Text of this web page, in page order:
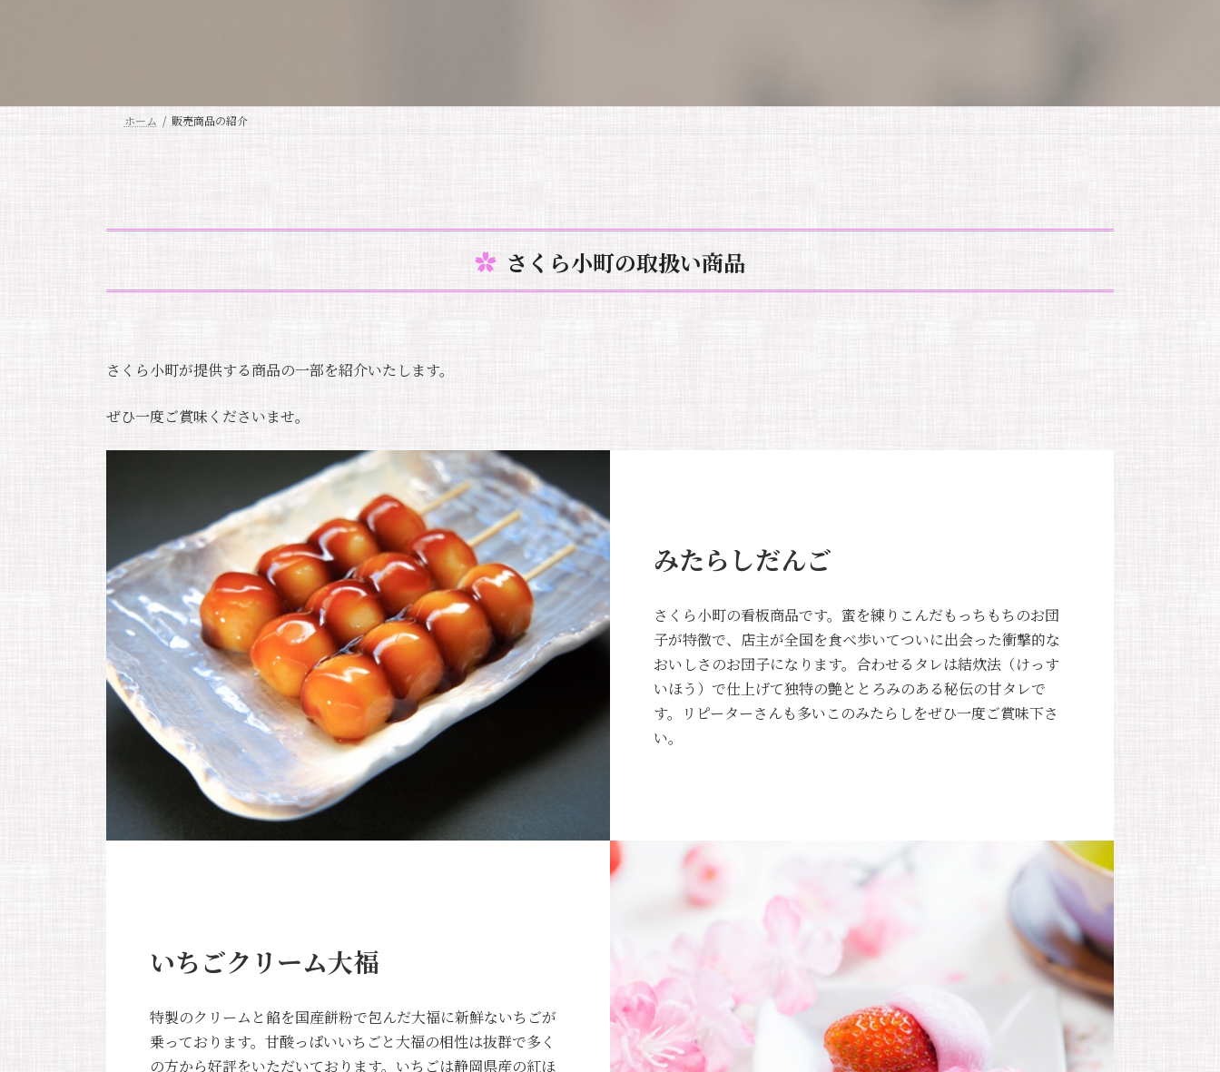
ホーム 販売商品の紹介
さくら小町の取扱い商品
さくら小町が提供する商品の一部を紹介いたします。
ぜひ一度ご賞味くださいませ。
みたらしだんご
さくら小町の看板商品です。蜜を練りこんだもっちもちのお団
子が特徴で、店主が全国を食べ歩いてついに出会った衝撃的な
おいしさのお団子になります。合わせるタレは結炊法（けっす
いほう）で仕上げて独特の艶ととろみのある秘伝の甘タレで
す。リピーターさんも多いこのみたらしをぜひ一度ご賞味下さ
い。
いちごクリーム大福
特製のクリームと餡を国産餅粉で包んだ大福に新鮮ないちごが
乗っております。甘酸っぱいいちごと大福の相性は抜群で多く
の方から好評をいただいております。いちごは静岡県産の紅ほ